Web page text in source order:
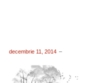
decembrie 11, 2014